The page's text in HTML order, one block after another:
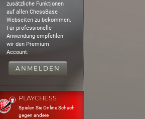
zusätzliche Funktionen
auf allen ChessBase
Webseiten zu bekommen.
Für professionelle
Anwendung empfehlen
wir den Premium
Account.
ANMELDEN
PLAYCHESS
Spielen Sie Online Schach
gegen andere